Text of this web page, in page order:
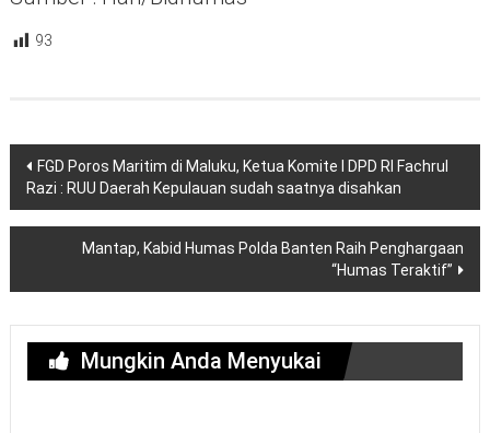
93
Navigasi
pos
FGD Poros Maritim di Maluku, Ketua Komite I DPD RI Fachrul
Razi : RUU Daerah Kepulauan sudah saatnya disahkan
Mantap, Kabid Humas Polda Banten Raih Penghargaan
“Humas Teraktif”
Mungkin Anda Menyukai